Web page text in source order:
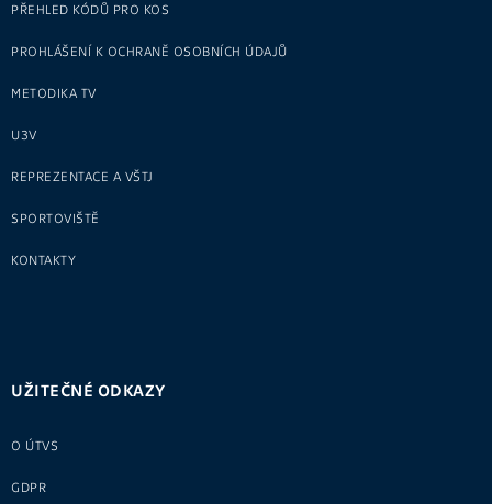
PŘEHLED KÓDŮ PRO KOS
PROHLÁŠENÍ K OCHRANĚ OSOBNÍCH ÚDAJŮ
METODIKA TV
U3V
REPREZENTACE A VŠTJ
SPORTOVIŠTĚ
KONTAKTY
UŽITEČNÉ ODKAZY
O ÚTVS
GDPR